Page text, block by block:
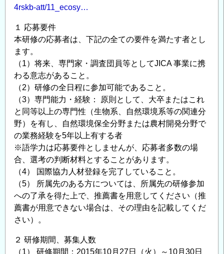
4rskb-att/11_ecosy…
１ 応募要件
本研修の応募者は、下記の全ての要件を満たす者とし
ます。
（1）将来、専門家・調査団員等としてJICA 事業に携
わる意志があること。
（2）研修の全日程に参加可能であること。
（3）専門能力・経験： 原則として、大卒またはこれ
と同等以上の専門性（生物系、自然環境系等の関連分
野）を有し、自然環境保全分野または農村開発分野で
の業務経験を5年以上有する者
※語学力は応募要件としませんが、応募者多数の場
合、選考の判断材料とすることがあります。
（4） 国際協力人材登録を完了していること。
（5） 所属先のある方については、所属先の研修参加
への了承を得た上で、推薦書を用意してください（推
薦書が用意できない場合は、その理由を記載してくだ
さい）。
２ 研修期間、募集人数
（1） 研修期間：2015年10月27日（火）～10月30日